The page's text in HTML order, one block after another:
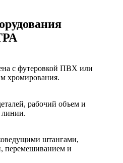
с футеровкой ПВХ или
хромирования.
рабочий объем и
линии.
штангами,
перемешиванием и